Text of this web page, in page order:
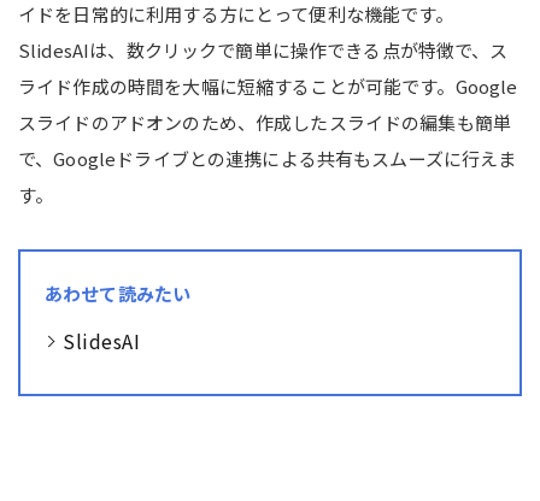
イドを日常的に利用する方にとって便利な機能です。
SlidesAIは、数クリックで簡単に操作できる点が特徴で、ス
ライド作成の時間を大幅に短縮することが可能です。Google
スライドのアドオンのため、作成したスライドの編集も簡単
で、Googleドライブとの連携による共有もスムーズに行えま
す。
あわせて読みたい
SlidesAI